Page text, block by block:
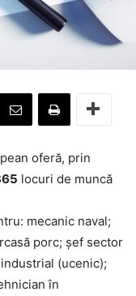
oferă, prin
locuri de muncă
mecanic naval;
porc; șef sector
(ucenic);
în